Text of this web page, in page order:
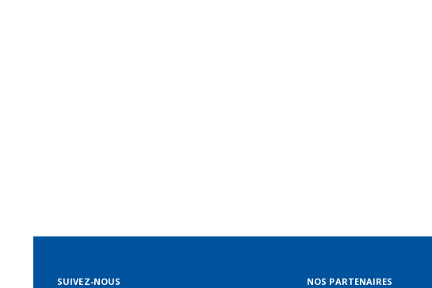
SUIVEZ-NOUS NOS PARTENAIRES